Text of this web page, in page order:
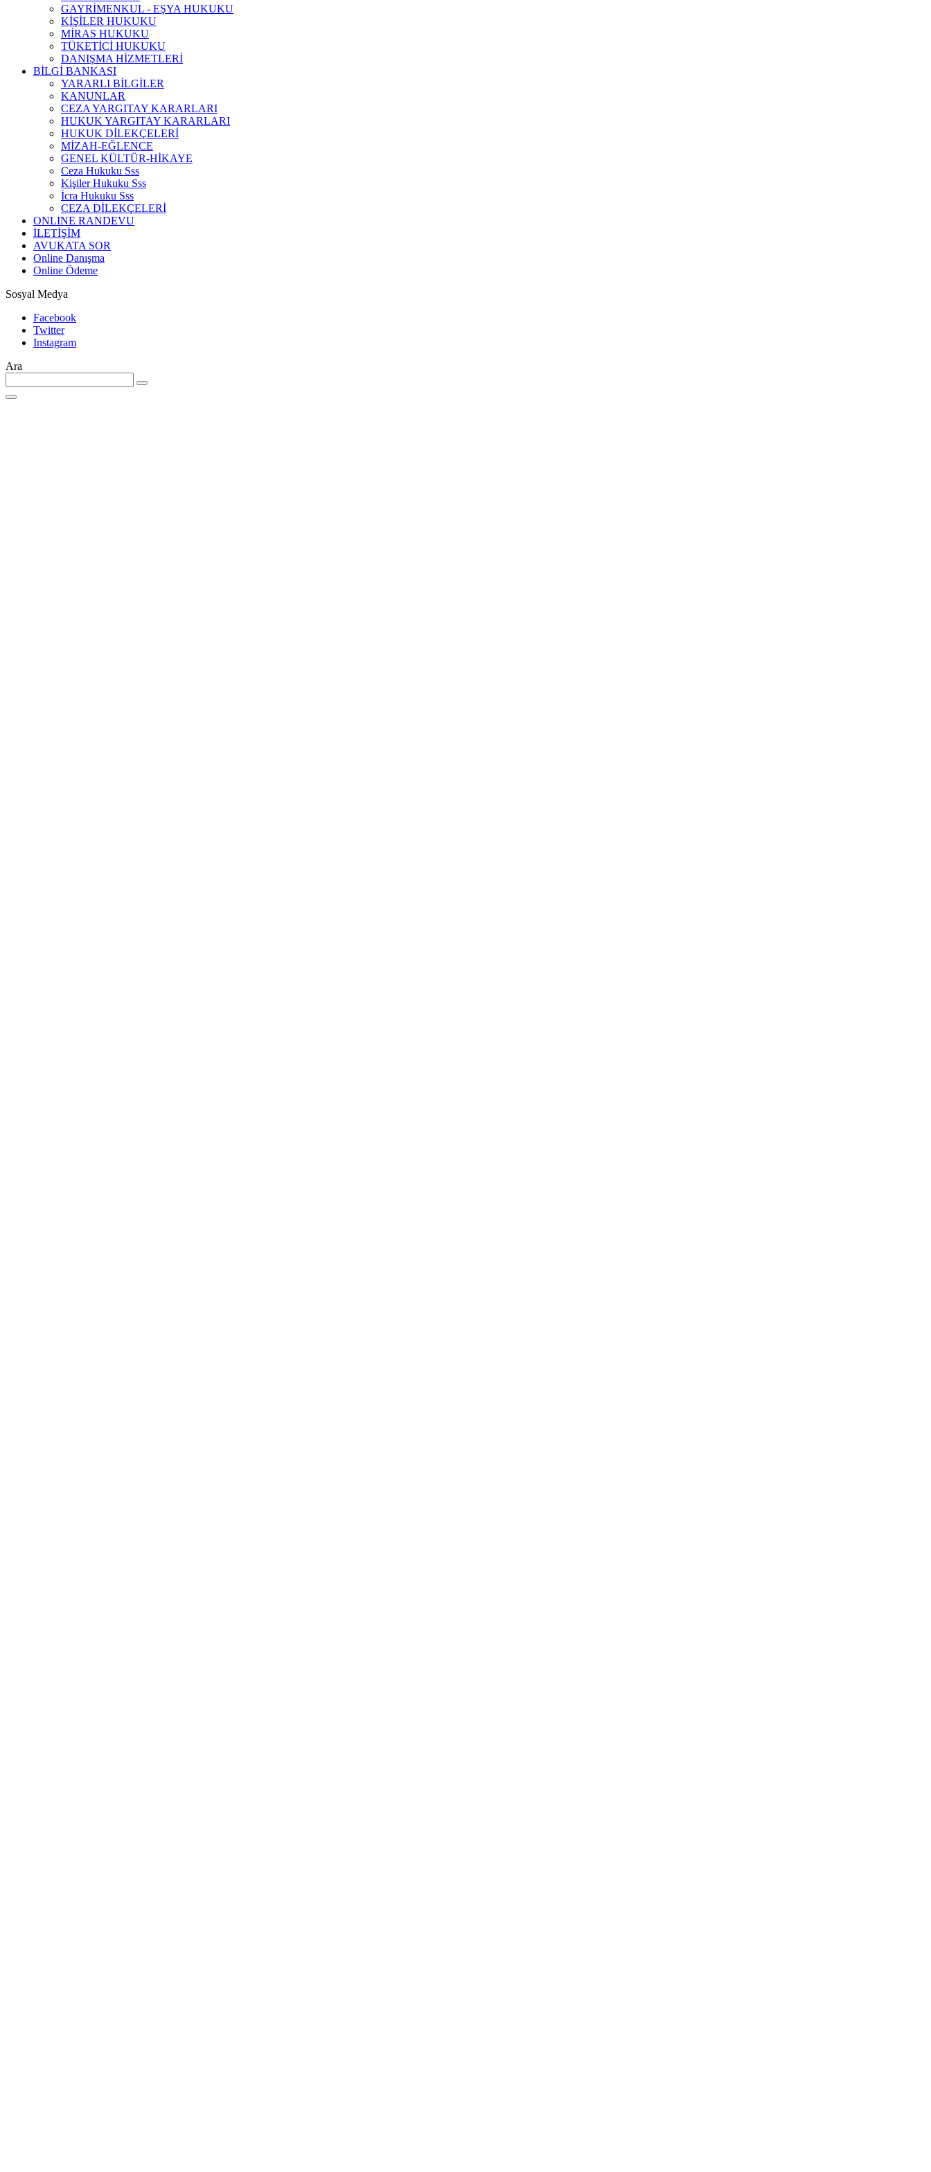
GAYRİMENKUL - EŞYA HUKUKU
KİŞİLER HUKUKU
MİRAS HUKUKU
TÜKETİCİ HUKUKU
DANIŞMA HİZMETLERİ
BİLGİ BANKASI
YARARLI BİLGİLER
KANUNLAR
CEZA YARGITAY KARARLARI
HUKUK YARGITAY KARARLARI
HUKUK DİLEKÇELERİ
MİZAH-EĞLENCE
GENEL KÜLTÜR-HİKAYE
Ceza Hukuku Sss
Kişiler Hukuku Sss
İcra Hukuku Sss
CEZA DİLEKÇELERİ
ONLINE RANDEVU
İLETİŞİM
AVUKATA SOR
Online Danışma
Online Ödeme
Sosyal Medya
Facebook
Twitter
Instagram
Ara